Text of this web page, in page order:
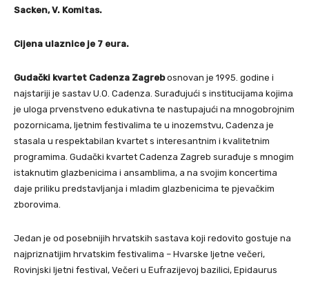
Sacken, V. Komitas.
Cijena ulaznice je 7 eura.
Gudački kvartet Cadenza Zagrebosnovan je 1995. godine i
najstariji je sastav U.O. Cadenza. Surađujući s institucijama kojima
je uloga prvenstveno edukativna te nastupajući na mnogobrojnim
pozornicama, ljetnim festivalima te u inozemstvu, Cadenza je
stasala u respektabilan kvartet s interesantnim i kvalitetnim
programima. Gudački kvartet Cadenza Zagreb surađuje s mnogim
istaknutim glazbenicima i ansamblima, a na svojim koncertima
daje priliku predstavljanja i mladim glazbenicima te pjevačkim
zborovima.
Jedan je od posebnijih hrvatskih sastava koji redovito gostuje na
najpriznatijim hrvatskim festivalima – Hvarske ljetne večeri,
Rovinjski ljetni festival, Večeri u Eufrazijevoj bazilici, Epidaurus